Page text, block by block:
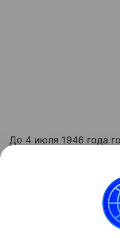
До 4 июля 1946 года
Тевтонского ордена
расположен остров
возвышается
главных